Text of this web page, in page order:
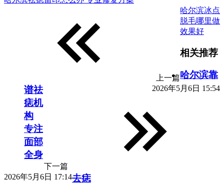
上一篇
2026年5月6日 15:54
哈尔滨冰点
脱毛哪里做
效果好
下一篇
2026年5月6日 17:14
相关推荐
哈尔滨靠
谱祛
痣机
构
专注
面部
全身
去痣